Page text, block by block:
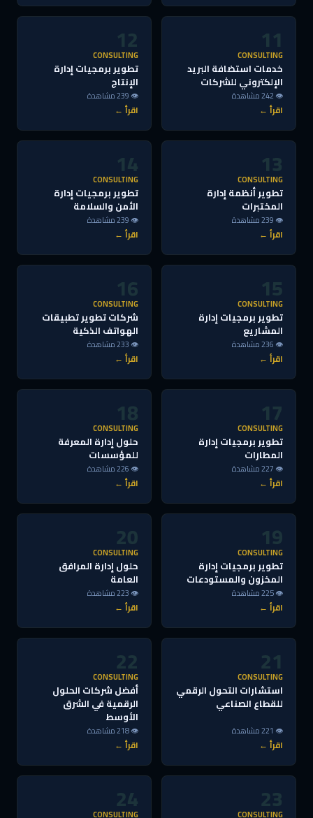
11
CONSULTING
خدمات استضافة البريد
الإلكتروني للشركات
👁 242 مشاهدة
اقرأ ←
12
CONSULTING
تطوير برمجيات إدارة
الإنتاج
👁 239 مشاهدة
اقرأ ←
13
CONSULTING
تطوير أنظمة إدارة
المختبرات
👁 239 مشاهدة
اقرأ ←
14
CONSULTING
تطوير برمجيات إدارة
الأمن والسلامة
👁 239 مشاهدة
اقرأ ←
15
CONSULTING
تطوير برمجيات إدارة
المشاريع
👁 236 مشاهدة
اقرأ ←
16
CONSULTING
شركات تطوير تطبيقات
الهواتف الذكية
👁 233 مشاهدة
اقرأ ←
17
CONSULTING
تطوير برمجيات إدارة
المطارات
👁 227 مشاهدة
اقرأ ←
18
CONSULTING
حلول إدارة المعرفة
للمؤسسات
👁 226 مشاهدة
اقرأ ←
19
CONSULTING
تطوير برمجيات إدارة
المخزون والمستودعات
👁 225 مشاهدة
اقرأ ←
20
CONSULTING
حلول إدارة المرافق
العامة
👁 223 مشاهدة
اقرأ ←
21
CONSULTING
استشارات التحول الرقمي
للقطاع الصناعي
👁 221 مشاهدة
اقرأ ←
22
CONSULTING
أفضل شركات الحلول
الرقمية في الشرق
الأوسط
👁 218 مشاهدة
اقرأ ←
23
CONSULTING
24
CONSULTING